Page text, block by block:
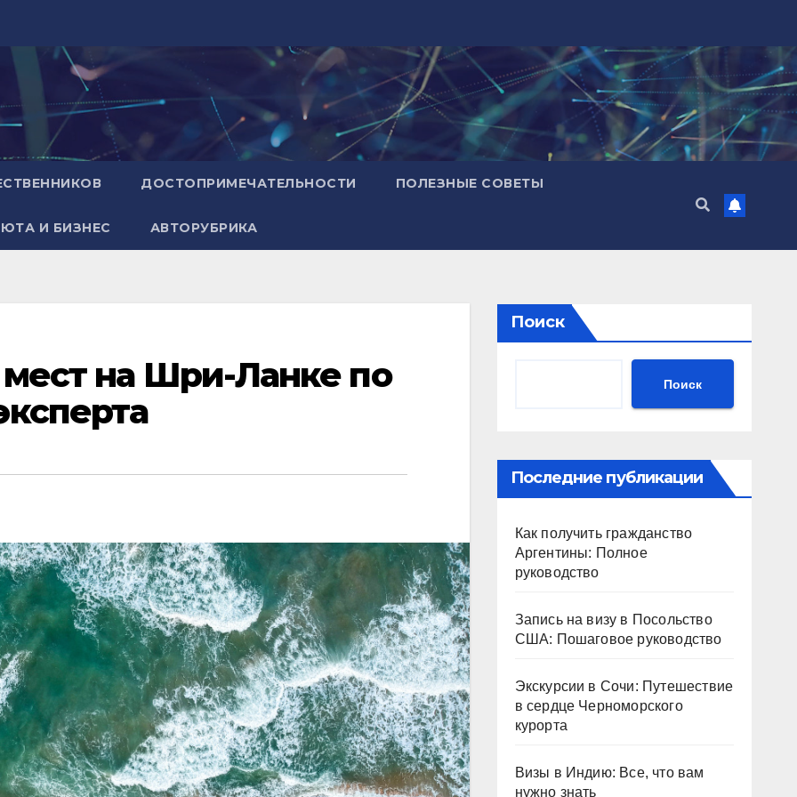
ДОСТОПРИМЕЧАТЕЛЬНОСТИ ПОЛЕЗНЫЕ СОВЕТЫ
И БИЗНЕС АВТОРУБРИКА
на Шри-Ланке по
Поиск
Поиск
Последние публикации
Как получить гражданство
Аргентины: Полное
руководство
Запись на визу в Посольство
США: Пошаговое руководство
Экскурсии в Сочи: Путешествие
в сердце Черноморского
курорта
Визы в Индию: Все, что вам
нужно знать